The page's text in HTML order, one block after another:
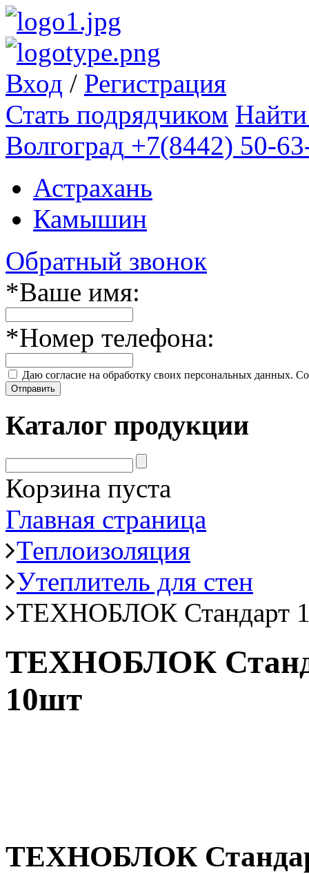
Вход / Регистрация
Стать подрядчиком
Волгоград +7(8442) 50-
Астрахань
Камышин
Обратный звонок
*Ваше имя:
*Номер телефона:
Даю согласие на обработку своих персональных данных.
Отправить
Каталог продукции
Корзина пуста
Главная страница
Теплоизоляция
Утеплитель для стен
ТЕХНОБЛОК Стандарт
ТЕХНОБЛОК
10шт
ТЕХНОБЛОК